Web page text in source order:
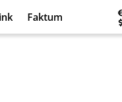
Faktum